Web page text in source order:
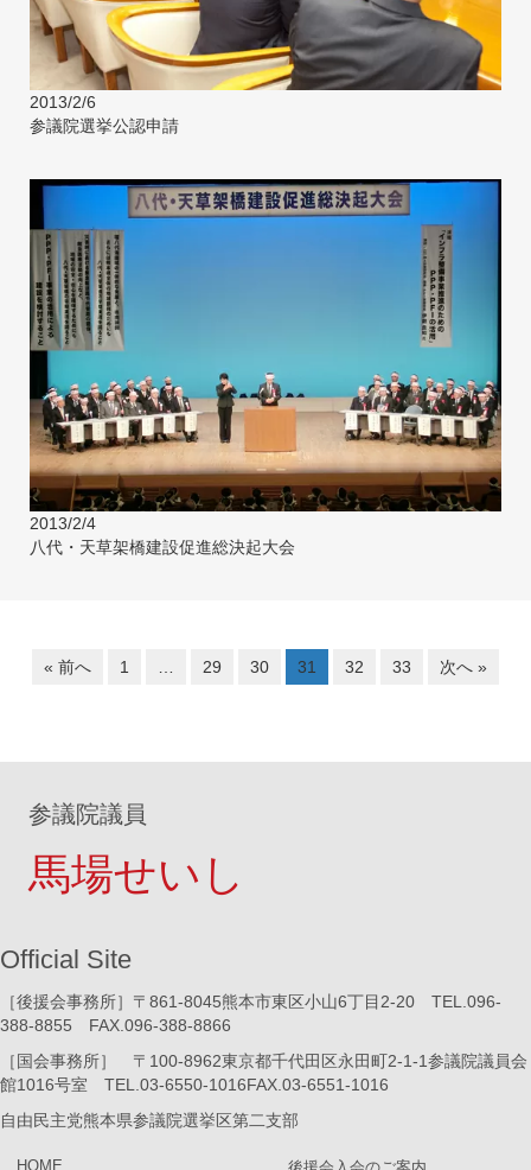
2013/2/6
参議院選挙公認申請
2013/2/4
八代・天草架橋建設促進総決起大会
« 前へ 1 29 30 31 32 33 次へ »
参議院議員
馬場せいし
Official Site
［後援会事務所］〒861-8045熊本市東区小山6丁目2-20 TEL.096-
388-8855 FAX.096-388-8866
［国会事務所］ 〒100-8962東京都千代田区永田町2-1-1参議院議員会
館1016号室 TEL.03-6550-1016FAX.03-6551-1016
自由民主党熊本県参議院選挙区第二支部
HOME